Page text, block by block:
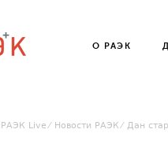
О РАЭК
РАЭК Live Новости РАЭК Дан